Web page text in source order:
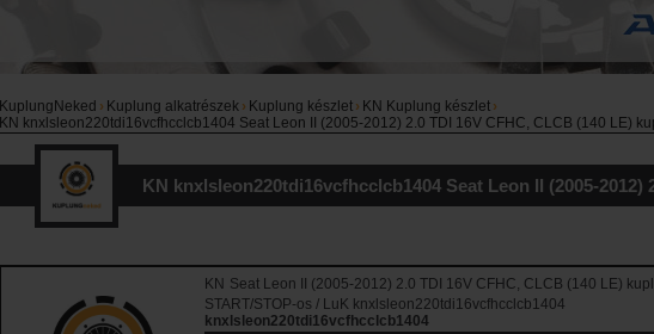
KuplungNeked › Kuplung alkatrészek › Kuplung készlet › KN Kuplung készlet ›
KN knxlsleon220tdi16vcfhcclcb1404 Seat Leon II (2005-2012) 2.0 TDI 16V CFHC, CLCB (140 LE)
KN knxlsleon220tdi16vcfhcclcb1404 Seat Leon II (2005-
KN Seat Leon II (2005-2012) 2.0 TDI 16V CFHC, CLCB (140 LE)
START/STOP-os / LuK knxlsleon220tdi16vcfhcclcb1404
knxlsleon220tdi16vcfhcclcb1404